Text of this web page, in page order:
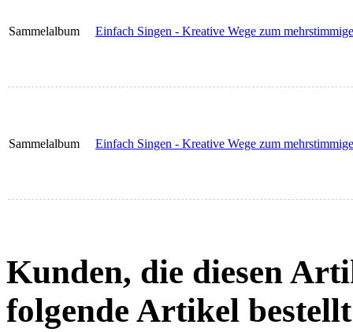
Sammelalbum Einfach Singen - Kreative Wege zum
Sammelalbum Einfach Singen - Kreative Wege zum
Kunden, die diesen
folgende Artikel